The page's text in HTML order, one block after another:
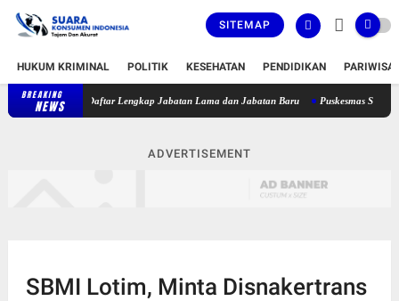
SITEMAP
HUKUM KRIMINAL POLITIK KESEHATAN PENDIDIKAN
BREAKING
NEWS
Berikut Daftar Lengkap Jabatan Lama dan Jabatan Baru Puskesmas Sakra Timur
ADVERTISEMENT
SBMI Lotim, Minta Disnakertrans